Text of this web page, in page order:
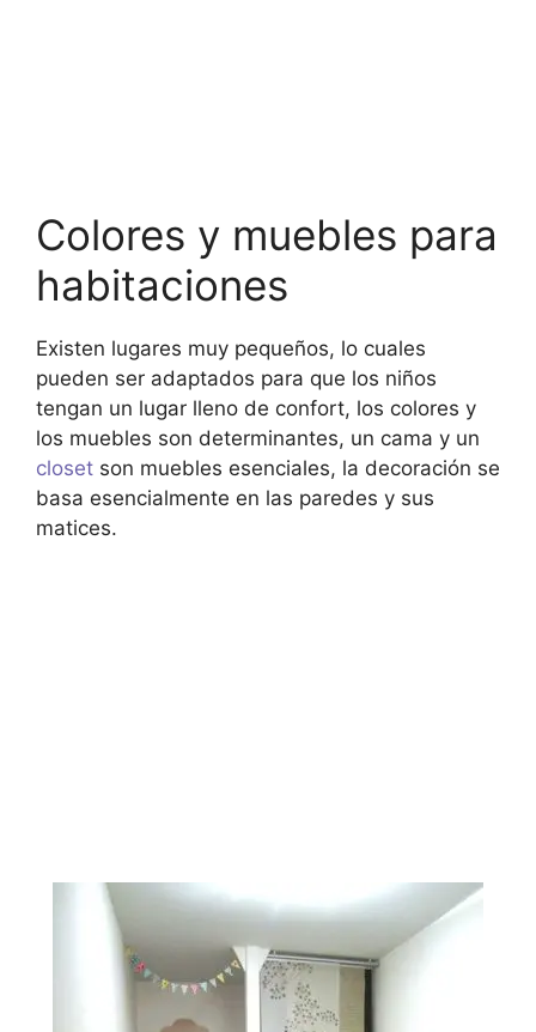
Colores y muebles para
habitaciones
Existen lugares muy pequeños, lo cuales
pueden ser adaptados para que los niños
tengan un lugar lleno de confort, los colores y
los muebles son determinantes, un cama y un
closet son muebles esenciales, la decoración se
basa esencialmente en las paredes y sus
matices.